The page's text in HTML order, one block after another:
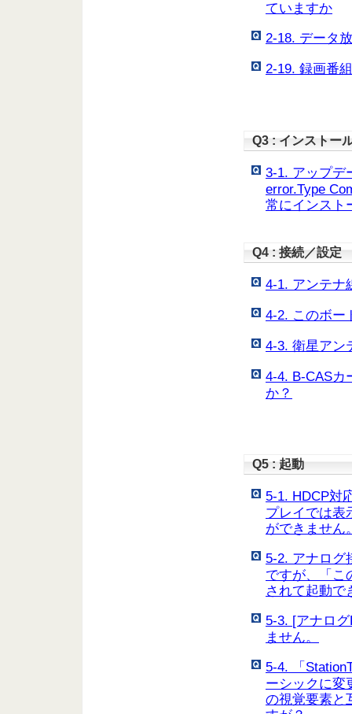
ていますか
2-18. データ
2-19. 録画番
Q3 : インストー
3-1. アップデ
error.Type
常にインスト
Q4 : 接続／設定
4-1. アンテナ
4-2. このボー
4-3. 衛星アン
4-4. B-CASカ
か？
Q5 : 起動
5-1. HDCP対
プレイでは表
ができません
5-2. アナログ
ですが、「こ
されて起動で
5-3. [アナロ
ません。
5-4. 「
ーシックに変
の視覚要素と